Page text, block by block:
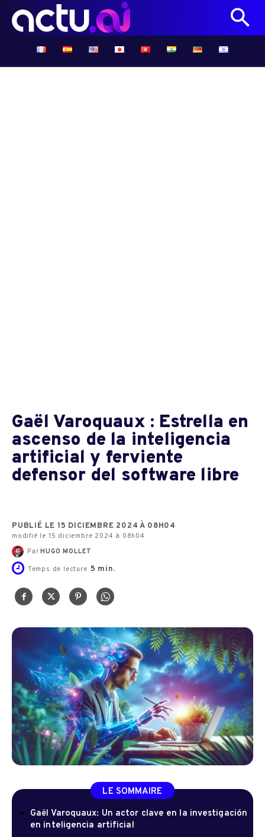
Gaël Varoquaux : Estrella en
ascenso de la inteligencia
artificial y ferviente
defensor del software libre
PUBLIÉ LE 15 DICIEMBRE 2024 À 08H04
modifié le 15 diciembre 2024 à 08h04
Par HUGO MOLLET
Temps de lecture 5 min.
LE SOMMAIRE
Gaël Varoquaux: Un actor clave en la investigación
en inteligencia artificial